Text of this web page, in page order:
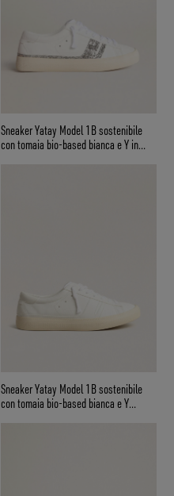
Sneaker Yatay Model 1B sostenibile
con tomaia bio-based bianca e Y in
Sneaker Yatay Model 1B sostenibile
con tomaia bio-based bianca e Y